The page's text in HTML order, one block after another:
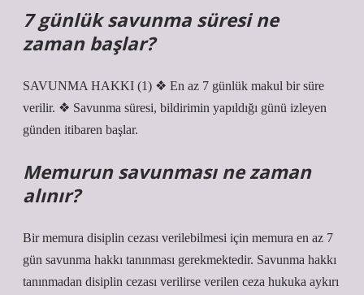
7 günlük savunma süresi ne
zaman başlar?
SAVUNMA HAKKI (1) ❖ En az 7 günlük makul bir süre
verilir. ❖ Savunma süresi, bildirimin yapıldığı günü izleyen
günden itibaren başlar.
Memurun savunması ne zaman
alınır?
Bir memura disiplin cezası verilebilmesi için memura en az 7
gün savunma hakkı tanınması gerekmektedir. Savunma hakkı
tanınmadan disiplin cezası verilirse verilen ceza hukuka aykırı